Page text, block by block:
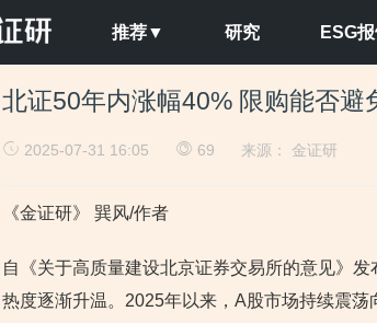
推荐▼ 研究 ESG
北证50年内涨幅40% 限购能否避
2025-07-31 16:05 69 来源： 金证研
《金证研》 巽风/作者
自《关于高质量建设北京证券交易所的意见》
热度逐渐升温。2025年以来，A股市场持续震荡